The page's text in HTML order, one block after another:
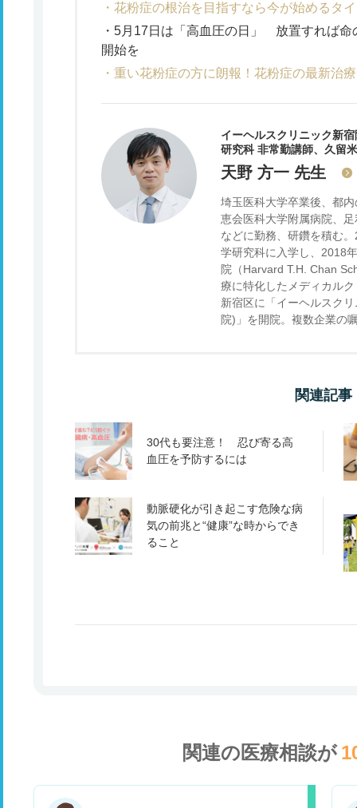
花粉症の根治を目指すなら今が始めるタ
5月17日は「高血圧の日」 放置すれば
開始を
重い花粉症の方に朗報！花粉症の最新治
イーヘルスクリニック新
研究科 非常勤講師、久留
天野 方一 先生
埼玉医科大学卒業後、都
恵会医科大学附属病院、
などに勤務、研鑽を積む
学研究科に入学し、2018
院（Harvard T.H. Chan
療に特化したメディカル
新宿区に「イーヘルスク
院)」を開院。複数企業の
関連記事
30代も要注意！ 忍び寄る高
血圧を予防するには
動脈硬化が引き起こす危険な病
気の前兆と“健康”な時からでき
ること
関連の医療相談が